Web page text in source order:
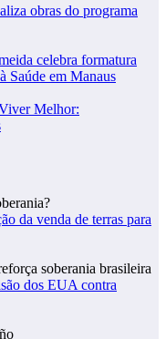
obras do programa
celebra formatura
Saúde em Manaus
Melhor:
da venda de terras para
dos EUA contra